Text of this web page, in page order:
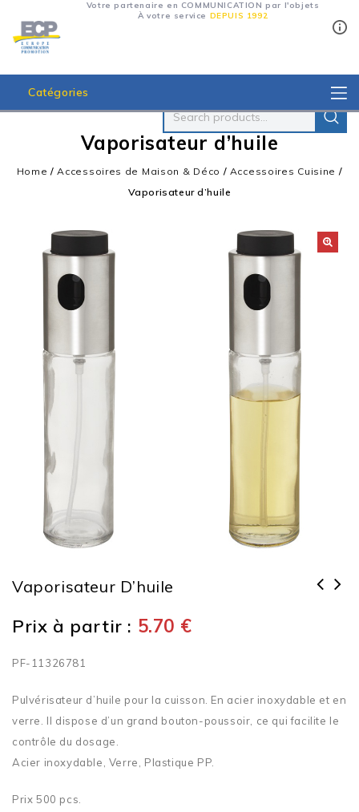
Votre partenaire en COMMUNICATION par l'objets
À votre service DEPUIS 1992
Catégories
Vaporisateur d’huile
Home /Accessoires de Maison & Déco / Accessoires Cuisine /
Vaporisateur d’huile
Vaporisateur D’huile
Prix à partir : 5.70 €
PF-11326781
Pulvérisateur d’huile pour la cuisson. En acier inoxydable et en
verre. Il dispose d’un grand bouton-poussoir, ce qui facilite le
contrôle du dosage.
Acier inoxydable, Verre, Plastique PP.
Prix 500 pcs.